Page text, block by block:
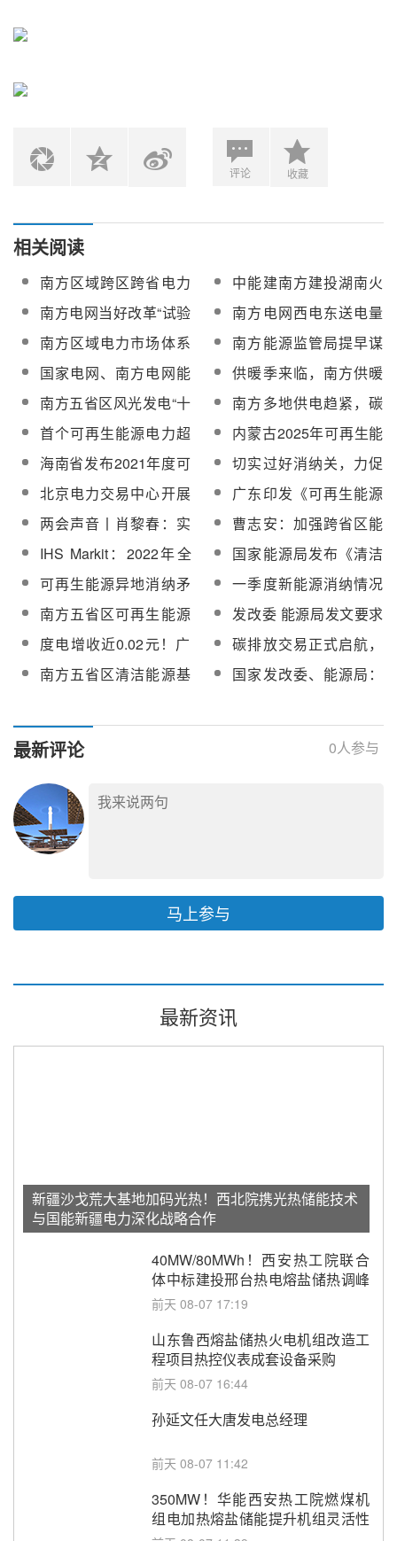
评论 收藏
相关阅读
南方区域跨区跨省电力
中长期交易规则印发
中能建南方建投湖南火
电将承担迪拜700MW光
热项目中塔式光热项目
安装工程
南方电网当好改革“试验
田” 稳步推进电力市场建
设
南方电网西电东送电量
2175亿千瓦时 连续7年
创历史新高
南方区域电力市场体系
逐步构建 充分释放“电
改”红利
南方能源监管局提早谋
划第二批增量配电业务
改革试点落地
国家电网、南方电网能
源区块链五大案例解析
供暖季来临，南方供暖
问题再引热议
南方五省区风光发电“十
四五”期间基本能实现平
价上网
南方多地供电趋紧，碳
达峰、碳中和目标下，
核电会否加码？
首个可再生能源电力超
额消纳量交易规则发布
内蒙古2025年可再生能
源电力总量消纳责任权
重达25%以上
海南省发布2021年度可
再生能源电力消纳保障
实施方案
切实过好消纳关，力促
新能源大发展
北京电力交易中心开展
全国首次可再生能源电
力超额消纳量交易
广东印发《可再生能源
电力消纳保障实施方案
（试行）》
两会声音丨肖黎春：实
现“碳达峰”“碳中和”，亟
待超前谋划新能源消纳
曹志安：加强跨省区能
源资源优化配置，支撑
可再生能源加速规模化
发展和高比例灵活消纳
IHS Markit：2022年全
球可再生能源年度增量
预计将达250GW
国家能源局发布《清洁
能源消纳情况综合监管
工作方案》| 附官方解读
可再生能源异地消纳矛
盾突出？国家能源局：
对清洁能源跨省区交易
消纳情况进行监管
一季度新能源消纳情况
如何？来看看国网公布
的最新运行数据
南方五省区可再生能源
电力消纳量交易正式开
市
发改委 能源局发文要求
尽快解决并网消纳矛
盾！
度电增收近0.02元！广
东率先试水可再生能源
电力交易
碳排放交易正式启航，
哪些行业率先“吃肉”？
南方五省区清洁能源基
国家发改委、能源局：
探索实现可靠性电源容
量价值的合理补偿
最新评论 0人参与
马上参与
最新资讯
新疆沙戈荒大基地加码光热！西北院携光热储能技术
与国能新疆电力深化战略合作
40MW/80MWh！西安热工院联合
体中标建投邢台热电熔盐储热调峰
调频改造EPC项目
前天 08-07 17:19
山东鲁西熔盐储热火电机组改造工
程项目热控仪表成套设备采购
前天 08-07 16:44
孙延文任大唐发电总经理
前天 08-07 11:42
350MW！华能西安热工院燃煤机
组电加热熔盐储能提升机组灵活性